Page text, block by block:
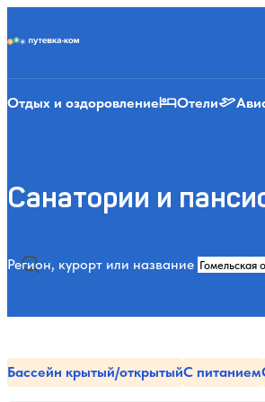
Отдых и оздоровление Отели
Санатории и
Регион, курорт или название
Бассейн крытый/открытыйС питанием